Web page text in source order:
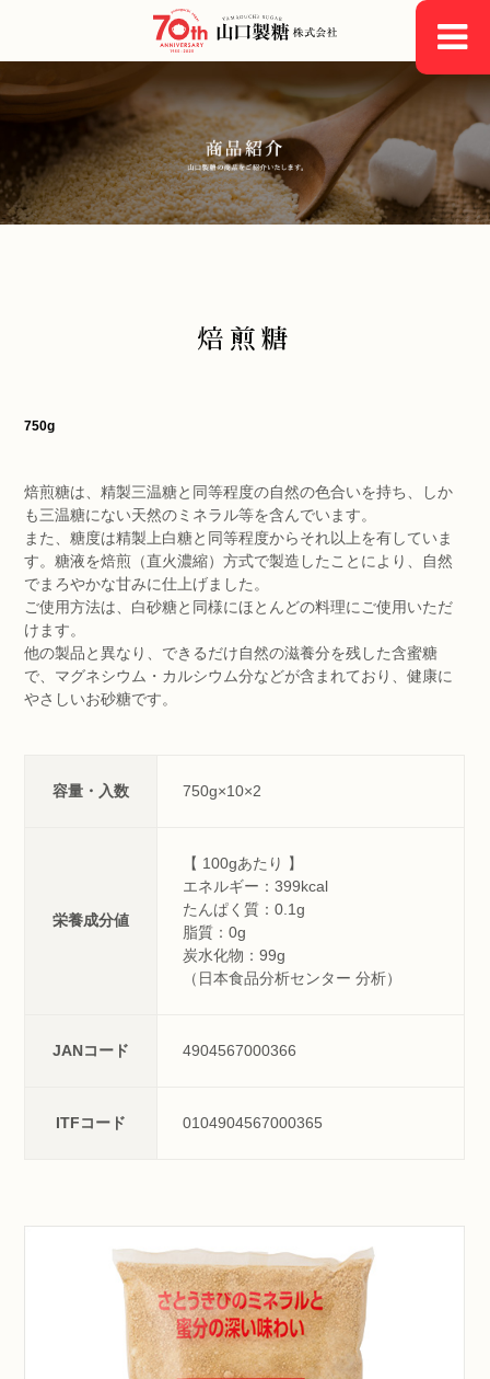
toggle
焙煎糖
750g
焙煎糖は、精製三温糖と同等程度の自然の色合いを持ち、しか
も三温糖にない天然のミネラル等を含んでいます。
また、糖度は精製上白糖と同等程度からそれ以上を有していま
す。糖液を焙煎（直火濃縮）方式で製造したことにより、自然
でまろやかな甘みに仕上げました。
ご使用方法は、白砂糖と同様にほとんどの料理にご使用いただ
けます。
他の製品と異なり、できるだけ自然の滋養分を残した含蜜糖
で、マグネシウム・カルシウム分などが含まれており、健康に
やさしいお砂糖です。
容量・入数 750g×10×2
栄養成分値
【 100gあたり 】
エネルギー：399kcal
たんぱく質：0.1g
脂質：0g
炭水化物：99g
（日本食品分析センター 分析）
JANコード 4904567000366
ITFコード 0104904567000365